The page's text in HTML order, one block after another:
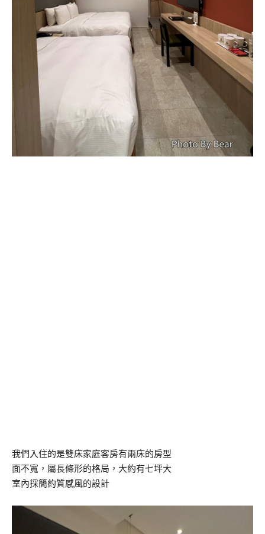
我們入住的是雙床家庭客房有兩床的房型
面不寬，屬長條形的格局，大約有七坪大
室內採簡約質感風的設計